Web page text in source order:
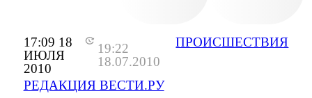
17:09 18
ИЮЛЯ
2010
19:22
18.07.2010
РЕДАКЦИЯ ВЕСТИ.РУ
ПРОИСШЕСТВИЯ